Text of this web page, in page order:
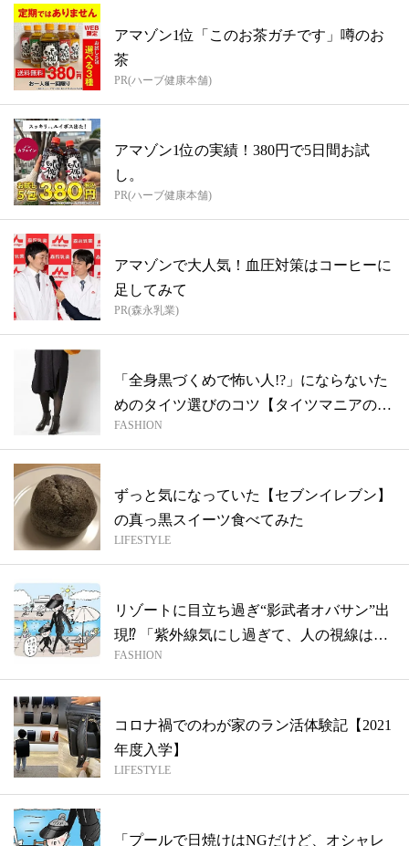
アマゾン1位「このお茶ガチです」噂のお
茶
PR(ハーブ健康本舗)
アマゾン1位の実績！380円で5日間お試
し。
PR(ハーブ健康本舗)
アマゾンで大人気！血圧対策はコーヒーに
足してみて
PR(森永乳業)
「全身黒づくめで怖い人!?」にならないた
めのタイツ選びのコツ【タイツマニアの人
気...
FASHION
ずっと気になっていた【セブンイレブン】
の真っ黒スイーツ食べてみた
LIFESTYLE
リゾートに目立ち過ぎ“影武者オバサン”出
現⁉ 「紫外線気にし過ぎて、人の視線は
気...
FASHION
コロナ禍でのわが家のラン活体験記【2021
年度入学】
LIFESTYLE
「プールで日焼けはNGだけど、オシャレ